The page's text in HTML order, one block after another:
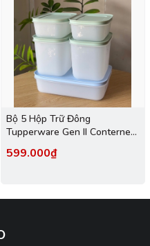
Bộ 5 Hộp Trữ Đông
Tupperware Gen II Conterner
(2h 450ml+2h 1.1L+1h dẹt 1L)
- Đông Dẻo Cao Cấp - New
599.000₫